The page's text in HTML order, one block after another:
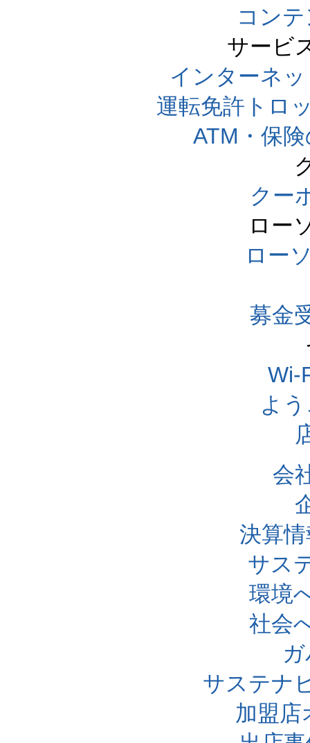
コン
サービ
インターネ
運転免許トロ
ATM・保
クー
ロー
ロー
募金
Wi-
よ
会
決算
サス
環境
社会
サステナ
加盟店